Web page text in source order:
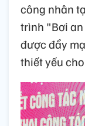
công nhân
trình "Bơi
được đẩy
thiết yếu